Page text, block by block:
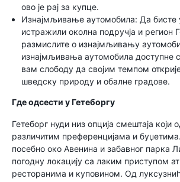
ово је рај за купце.
Изнајмљивање аутомобила: Да бисте
истражили околна подручја и регион
размислите о изнајмљивању
изнајмљивања аутомобила доступне
вам слободу да својим темпом
шведску природу и обалне градове.
Где одсести у Гетеборгу
Гетеборг нуди низ опција смештаја који
различитим преференцијама и
посебно око Авенина и забавног парка
погодну локацију са лаким приступом
ресторанима и куповином. Од